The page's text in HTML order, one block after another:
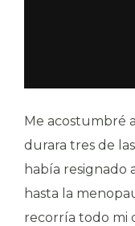
Me acostumbré
durara tres de
había resignado
hasta la
recorría todo mi